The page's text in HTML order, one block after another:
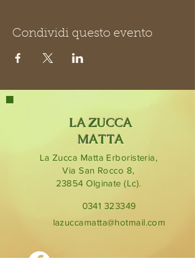
Condividi questo evento
LA ZUCCA
MATTA
La Zucca Matta Erboristeria,
Via San Rocco 8,
23854 Olginate (Lc).
0341 323349
lazuccamatta@hotmail.com